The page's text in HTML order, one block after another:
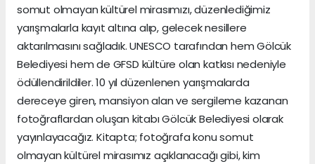
somut olmayan kültürel mirasımızı, düzenlediğimiz
yarışmalarla kayıt altına alıp, gelecek nesillere
aktarılmasını sağladık. UNESCO tarafından hem Gölcük
Belediyesi hem de GFSD kültüre olan katkısı nedeniyle
ödüllendirildiler. 10 yıl düzenlenen yarışmalarda
dereceye giren, mansiyon alan ve sergileme kazanan
fotoğraflardan oluşan kitabı Gölcük Belediyesi olarak
yayınlayacağız. Kitapta; fotoğrafa konu somut
olmayan kültürel mirasımız açıklanacağı gibi, kim